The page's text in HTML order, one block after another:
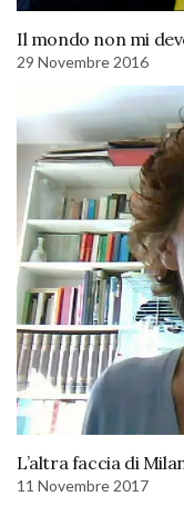
Il mondo non mi
29 Novembre 2016
L’altra faccia di
11 Novembre 2017